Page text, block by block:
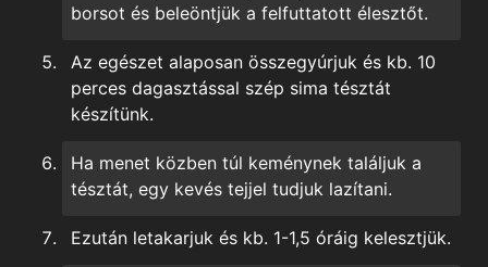
borsot és beleöntjük a felfuttatott élesztőt.
Az egészet alaposan összegyúrjuk és kb. 10
perces dagasztással szép sima tésztát
készítünk.
Ha menet közben túl keménynek találjuk a
tésztát, egy kevés tejjel tudjuk lazítani.
Ezután letakarjuk és kb. 1-1,5 óráig kelesztjük.